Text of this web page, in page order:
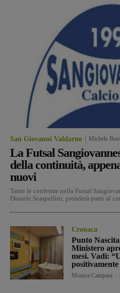
San Giovanni Valdarno Michele
La Futsal
della continuità,
nuovi
Tante le conferme nella Futsal
Daniele Scarpellini, prenderà parte al
Cronaca
Punto
Ministero
mesi. Vadi:
Monica Campani